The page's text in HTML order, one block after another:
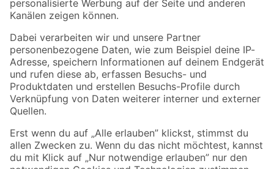
Folge uns
Zahlungsarten Versandarten
Sicher einkaufen
Jetzt die toom-App herunterladen